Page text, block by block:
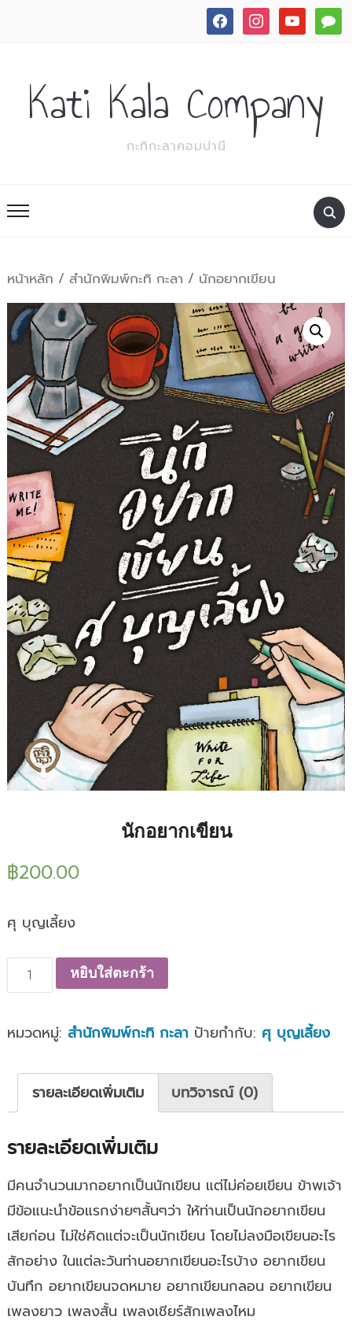
facebook instagramyoutube
Kati Kala Company
กะทิกะลาคอมปานี
หน้าหลัก / สำนักพิมพ์กะทิ กะลา / นักอยากเขียน
นักอยากเขียน
฿200.00
ศุ บุญเลี้ยง
จำนวน
นัก
เขียน
หยิบใส่ตะกร้า
หมวดหมู่: สำนักพิมพ์กะทิ กะลา ป้ายกำกับ: ศุ บุญเลี้ยง
รายละเอียดเพิ่มเติม บทวิจารณ์ (0)
รายละเอียดเพิ่มเติม
มีคนจำนวนมากอยากเป็นนักเขียน แต่ไม่ค่อยเขียน ข้าพเจ้า
มีข้อแนะนำข้อแรกง่ายๆสั้นๆว่า ให้ท่านเป็นนักอยากเขียน
เสียก่อน ไม่ใช่คิดแต่จะเป็นนักเขียน โดยไม่ลงมือเขียนอะไร
สักอย่าง ในแต่ละวันท่านอยากเขียนอะไรบ้าง อยากเขียน
บันทึก อยากเขียนจดหมาย อยากเขียนกลอน อยากเขียน
เพลงยาว เพลงสั้น เพลงเชียร์สักเพลงไหม